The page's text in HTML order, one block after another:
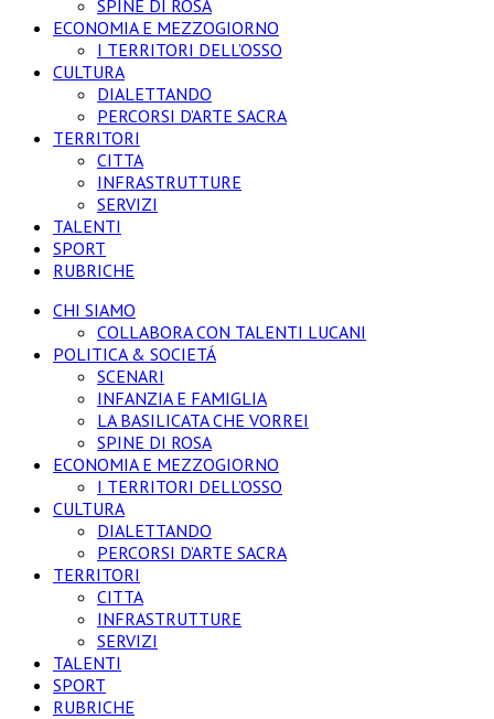
SPINE DI ROSA
ECONOMIA E MEZZOGIORNO
I TERRITORI DELL’OSSO
CULTURA
DIALETTANDO
PERCORSI D’ARTE SACRA
TERRITORI
CITTA
INFRASTRUTTURE
SERVIZI
TALENTI
SPORT
RUBRICHE
CHI SIAMO
COLLABORA CON TALENTI LUCANI
POLITICA & SOCIETÁ
SCENARI
INFANZIA E FAMIGLIA
LA BASILICATA CHE VORREI
SPINE DI ROSA
ECONOMIA E MEZZOGIORNO
I TERRITORI DELL’OSSO
CULTURA
DIALETTANDO
PERCORSI D’ARTE SACRA
TERRITORI
CITTA
INFRASTRUTTURE
SERVIZI
TALENTI
SPORT
RUBRICHE